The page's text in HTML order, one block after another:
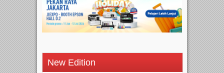
New Edition